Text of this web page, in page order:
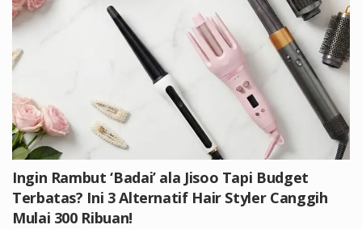
Ingin Rambut ‘Badai’ ala Jisoo Tapi Budget
Terbatas? Ini 3 Alternatif Hair Styler Canggih
Mulai 300 Ribuan!